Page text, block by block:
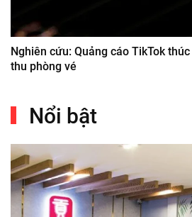
Nghiên cứu: Quảng cáo TikTok
thu phòng vé
Nổi bật